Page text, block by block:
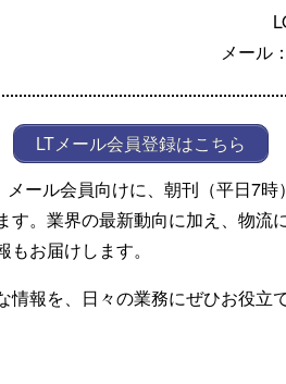
メール
LTメール会員登録はこちら
メール会員向けに、朝刊（平日7
す。業界の最新動向に加え、物流
お届けします。
報を、日々の業務にぜひお役立